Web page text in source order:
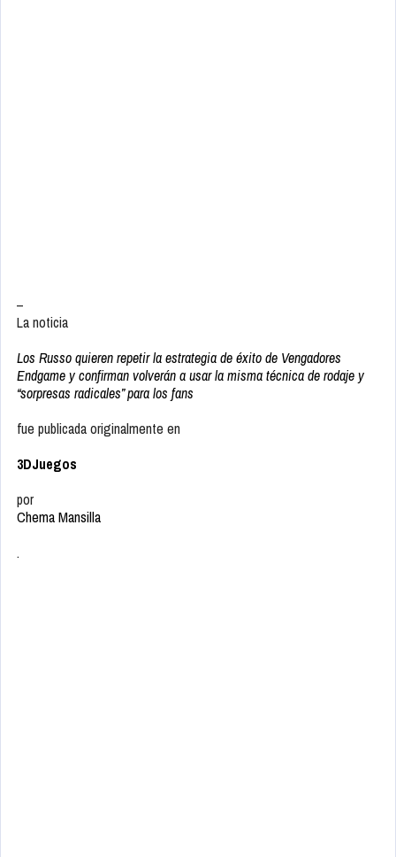
–
La noticia
Los Russo quieren repetir la estrategia de éxito de Vengadores
Endgame y confirman volverán a usar la misma técnica de rodaje y
“sorpresas radicales” para los fans
fue publicada originalmente en
3DJuegos
por
Chema Mansilla
.